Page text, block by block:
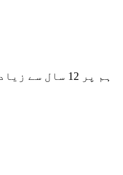
ہم پر 12 سال سے زیادہ عرصے سے بھروسہ کیا جا رہا ہے